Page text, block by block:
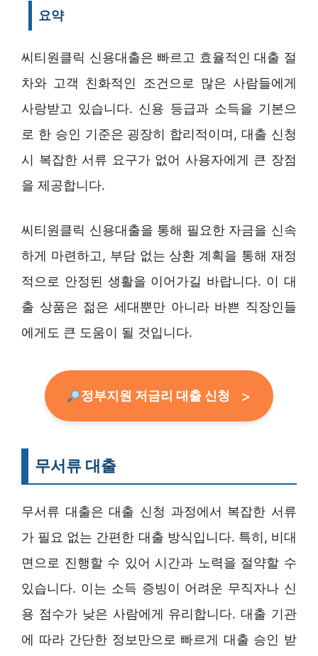
요약
씨티원클릭 신용대출은 빠르고 효율적인 대출 절
차와 고객 친화적인 조건으로 많은 사람들에게
사랑받고 있습니다. 신용 등급과 소득을 기본으
로 한 승인 기준은 굉장히 합리적이며, 대출 신청
시 복잡한 서류 요구가 없어 사용자에게 큰 장점
을 제공합니다.
씨티원클릭 신용대출을 통해 필요한 자금을 신속
하게 마련하고, 부담 없는 상환 계획을 통해 재정
적으로 안정된 생활을 이어가길 바랍니다. 이 대
출 상품은 젊은 세대뿐만 아니라 바쁜 직장인들
에게도 큰 도움이 될 것입니다.
정부지원 저금리 대출 신청
무서류 대출
무서류 대출은 대출 신청 과정에서 복잡한 서류
가 필요 없는 간편한 대출 방식입니다. 특히, 비대
면으로 진행할 수 있어 시간과 노력을 절약할 수
있습니다. 이는 소득 증빙이 어려운 무직자나 신
용 점수가 낮은 사람에게 유리합니다. 대출 기관
에 따라 간단한 정보만으로 빠르게 대출 승인 받